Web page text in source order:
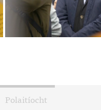
Polaitíocht